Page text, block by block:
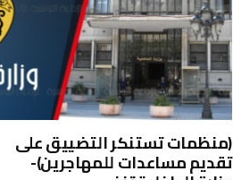
(منظمات تستنكر التضييق على
تقديم مساعدات للمهاجرين)-